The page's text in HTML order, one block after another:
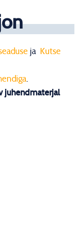
ja
Kutse
juhendmaterjal